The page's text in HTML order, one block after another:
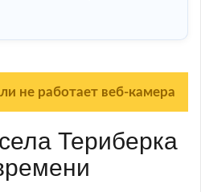
не работает веб-камера
Териберка